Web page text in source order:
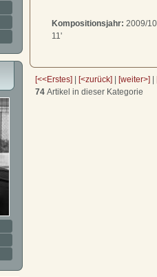
Kompositionsjahr: 2009/
11'
[<<Erstes] | [<zurück] | [weiter>] |
74 Artikel in dieser Kategorie